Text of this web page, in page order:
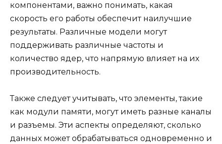
компонентами, важно понимать, какая
скорость его работы обеспечит наилучшие
результаты. Различные модели могут
поддерживать различные частоты и
количество ядер, что напрямую влияет на их
производительность.
Также следует учитывать, что элементы, такие
как модули памяти, могут иметь разные каналы
и разъемы. Эти аспекты определяют, сколько
данных может обрабатываться одновременно и